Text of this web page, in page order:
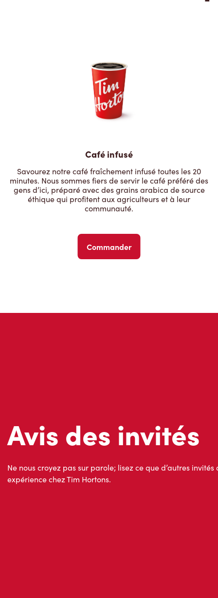
Café infusé
Savourez notre café fraîchement infusé toutes les 20
minutes. Nous sommes fiers de servir le café préféré des
gens d’ici, préparé avec des grains arabica de source
éthique qui profitent aux agriculteurs et à leur
communauté.
Commander
Avis des invités
Ne nous croyez pas sur parole; lisez ce que d’autres
expérience chez Tim Hortons.